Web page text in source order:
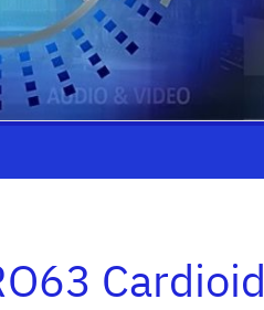
Cardioid